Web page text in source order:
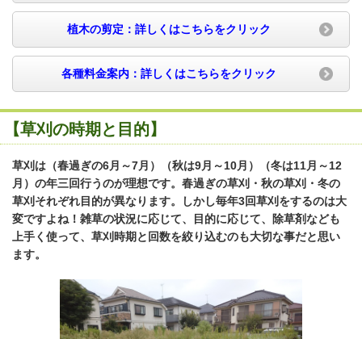
植木の剪定：詳しくはこちらをクリック
各種料金案内：詳しくはこちらをクリック
【草刈の時期と目的】
草刈は（春過ぎの6月～7月）（秋は9月～10月）（冬は11月～12
月）の年三回行うのが理想です。春過ぎの草刈・秋の草刈・冬の
草刈それぞれ目的が異なります。しかし毎年3回草刈をするのは大
変ですよね！雑草の状況に応じて、目的に応じて、除草剤なども
上手く使って、草刈時期と回数を絞り込むのも大切な事だと思い
ます。